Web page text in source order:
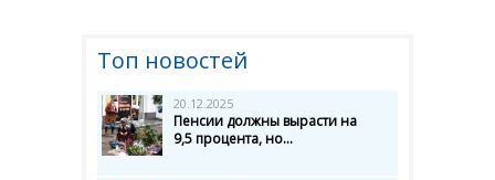
Топ новостей
20.12.2025
Пенсии должны вырасти на
9,5 процента, но...